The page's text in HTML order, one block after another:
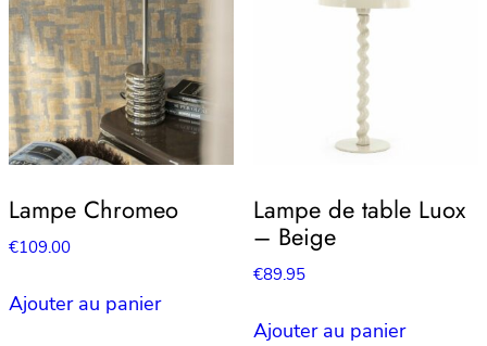
Lampe Chromeo
€109.00
Ajouter au panier
Lampe de table Luox
– Beige
€89.95
Ajouter au panier